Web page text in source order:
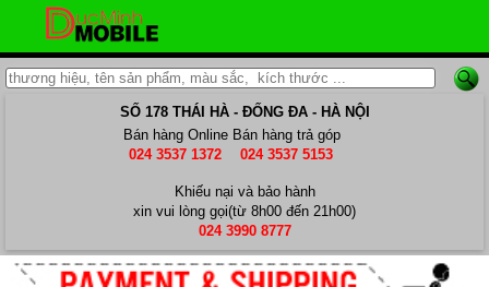
SỐ 178 THÁI HÀ - ĐỐNG ĐA - HÀ NỘI
Bán hàng Online
024 3537 1372
Bán hàng trả góp
024 3537 5153
Khiếu nại và bảo hành
xin vui lòng gọi(từ 8h00 đến 21h00)
024 3990 8777